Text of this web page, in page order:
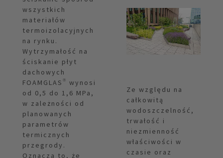
wszystkich
materiałów
termoizolacyjnych
na rynku.
Wytrzymałość na
ściskanie płyt
dachowych
FOAMGLAS® wynosi
od 0,5 do 1,6 MPa,
w zależności od
planowanych
parametrów
termicznych
przegrody.
Oznacza to, że
Ze względu na
całkowitą
wodoszczelność,
trwałość i
niezmienność
właściwości w
czasie oraz